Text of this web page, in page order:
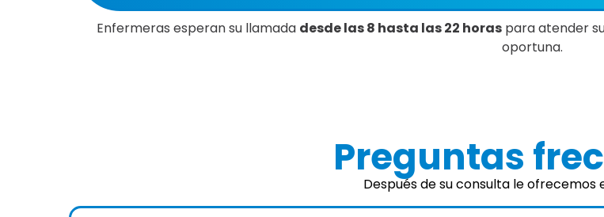
Enfermeras esperan su llamada desde las 8 hasta las 22 horas para atender
oportuna.
Preguntas
Después de su consulta le ofrecemos